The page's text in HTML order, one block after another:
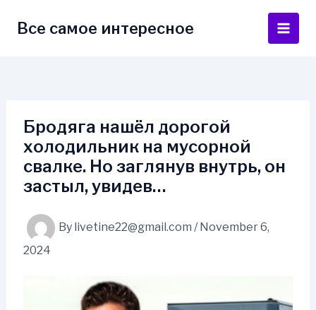
Все самое интересное
Main
Бродяга нашёл дорогой
холодильник на мусорной
свалке. Но заглянув внутрь, он
застыл, увидев…
By livetine22@gmail.com / November 6,
2024